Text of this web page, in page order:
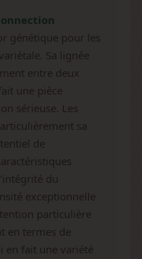
génétique pour les
Sa lignée
entre deux
une pièce
sérieuse. Les
sa
de
du
exceptionnelle
particulière
en termes de
en fait une variété